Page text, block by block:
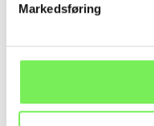
Markedsføring
Relaterte nyheter